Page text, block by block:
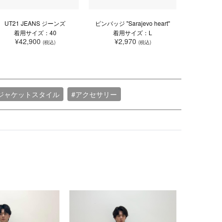
UT21 JEANS ジーンズ
着用サイズ：40
¥42,900 (税込)
ピンバッジ "Sarajevo heart"
着用サイズ：L
¥2,970 (税込)
ャケットスタイル #アクセサリー